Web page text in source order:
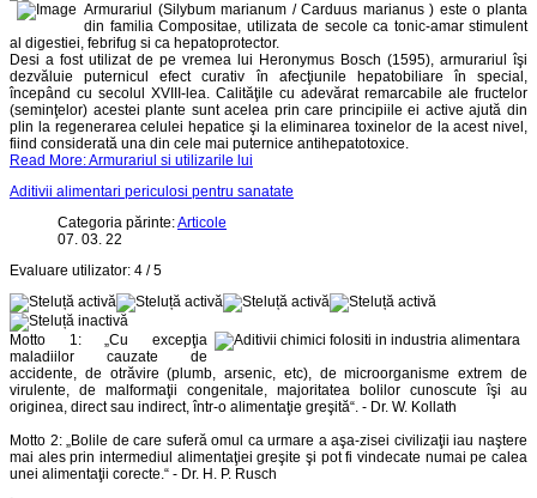
Armurariul (Silybum marianum / Carduus marianus ) este o planta
din familia Compositae, utilizata de secole ca tonic-amar stimulent
al digestiei, febrifug si ca hepatoprotector.
Desi a fost utilizat de pe vremea lui Heronymus Bosch (1595), armurariul
îşi
dezvăluie puternicul efect curativ în afecţiunile hepatobiliare în special,
începând cu secolul XVIII-lea. Calităţile cu adevărat remarcabile ale fructelor
(seminţelor) acestei plante sunt acelea prin care principiile ei active ajută din
plin la regenerarea celulei hepatice şi la eliminarea toxinelor de la acest nivel,
fiind considerată una din cele mai puternice antihepatotoxice.
Read More: Armurariul si utilizarile lui
Aditivii alimentari periculosi pentru sanatate
Categoria părinte:Articole
07. 03. 22
Evaluare utilizator: 4 /5
Motto 1: „Cu excepţia
maladiilor cauzate de
accidente, de otrăvire (plumb, arsenic, etc), de microorganisme extrem de
virulente, de malformaţii congenitale, majoritatea bolilor cunoscute îşi au
originea, direct sau indirect, într-o alimentaţie greşită“. - Dr. W. Kollath
Motto 2: „Bolile de care suferă omul ca urmare a aşa-zisei civilizaţii iau naştere
mai ales prin intermediul alimentaţiei greşite şi pot fi vindecate numai pe calea
unei alimentaţii corecte.“ - Dr. H. P. Rusch